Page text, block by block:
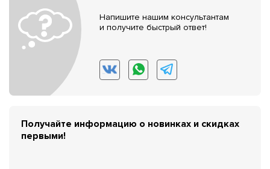
Напишите нашим консультантам
и получите быстрый ответ!
Получайте информацию о новинках и скидках
первыми!